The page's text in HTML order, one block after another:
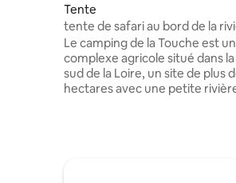
Tente
tente de safari au bord de la
Le camping de la Touche est
complexe agricole situé dans
sud de la Loire, un site de plus
hectares avec une petite
nombreux arbres matures.
paisible sur une ancienne